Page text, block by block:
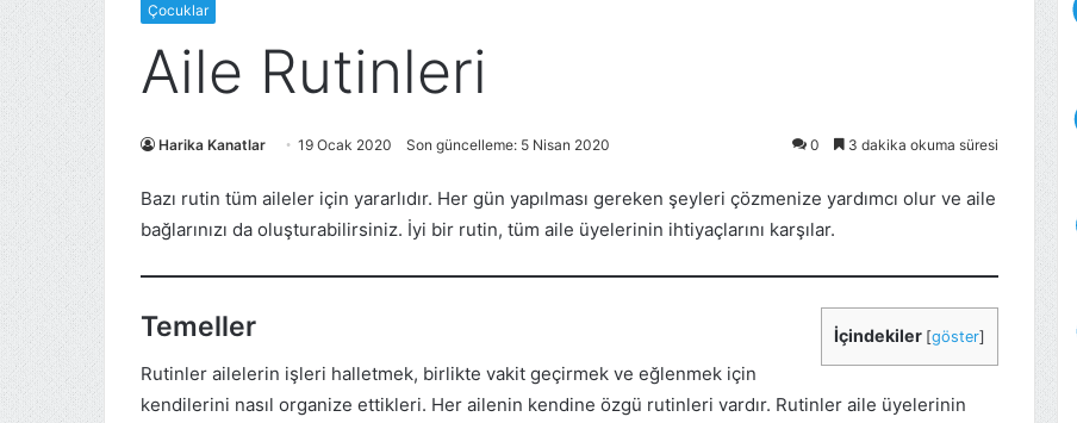
Çocuklar
Aile Rutinleri
Harika Kanatlar 19 Ocak 2020 Son güncelleme: 5 Nisan 2020 0 3 dakika okuma süresi
Bazı rutin tüm aileler için yararlıdır. Her gün yapılması gereken şeyleri çözmenize yardımcı olur ve aile
bağlarınızı da oluşturabilirsiniz. İyi bir rutin, tüm aile üyelerinin ihtiyaçlarını karşılar.
İçindekiler [göster]
Temeller
Rutinler ailelerin işleri halletmek, birlikte vakit geçirmek ve eğlenmek için
kendilerini nasıl organize ettikleri. Her ailenin kendine özgü rutinleri vardır. Rutinler aile üyelerinin